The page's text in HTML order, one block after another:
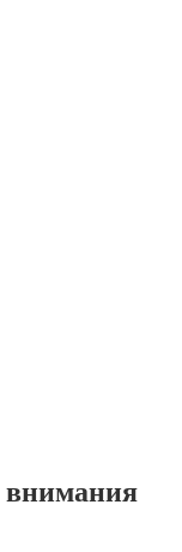
внимания